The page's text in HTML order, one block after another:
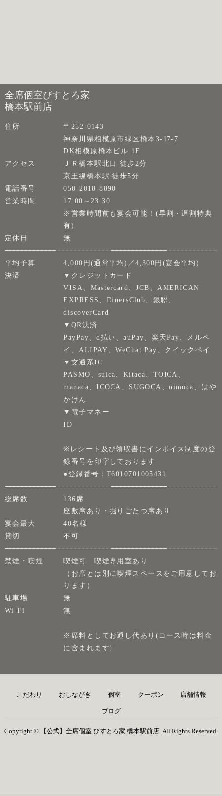
全席個室びすとろ家
橋本駅前店
住所
〒252-0143
神奈川県相模原市緑区橋本3-17-7
DK相模原橋本ビル 1F
アクセス
ＪＲ橋本駅北口 徒歩2分
京王線橋本駅 徒歩5分
電話番号
050-2018-8890
営業時間
17:00～23:30
※営業時間前も宴会可能！(早割・遅割特典
有)
定休日
無
平均予算
4,000円(通常平均)／4,300円(宴会平均)
決済
▼クレジットカード
VISA、Mastercard、JCB、AMERICAN
EXPRESS、DinersClub、銀聯、
discoverCard
▼QR決済
PayPay、d払い、auPay、楽天Pay、メルペ
イ、ALIPAY、WeChat Pay、クイックペイ
▼交通系IC
PASMO、suica、Kitaca、TOICA、
manaca、ICOCA、SUGOCA、nimoca、はや
かけん
▼電子マネー
ID
※レシート及び領収書にインボイス制度の登
録番号を印字しております
●登録番号：T6010701005431
総席数
136席
座敷席あり・掘りごたつ席あり
宴会最大
40名様
貸切
不可
禁煙・喫煙
喫煙可 喫煙専用室あり
（お席とは別に喫煙スペースをご用意してお
ります）
駐車場
無
Wi-Fi
無
※席料としてお通し代あり(コース時は料金
に含まれます)
こだわり おしながき 個室 クーポン 店舗情報
ブログ
Copyright © 【公式】全席個室 びすとろ家 橋本駅前店. All Rights Reserved.